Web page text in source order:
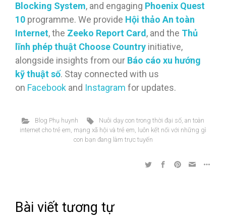
Blocking System, and engaging Phoenix Quest
10 programme. We provide Hội thảo An toàn
Internet, the Zeeko Report Card , and the Thủ
lĩnh phép thuật Choose Country initiative,
alongside insights from our Báo cáo xu hướng
kỹ thuật số. Stay connected with us
on Facebook and Instagram for updates.
Blog Phụ huynh Nuôi dạy con trong thời đại số,an toàn
internet cho trẻ em, mạng xã hội và trẻ em, luôn kết nối với những gì
con bạn đang làm trực tuyến
Bài viết tương tự